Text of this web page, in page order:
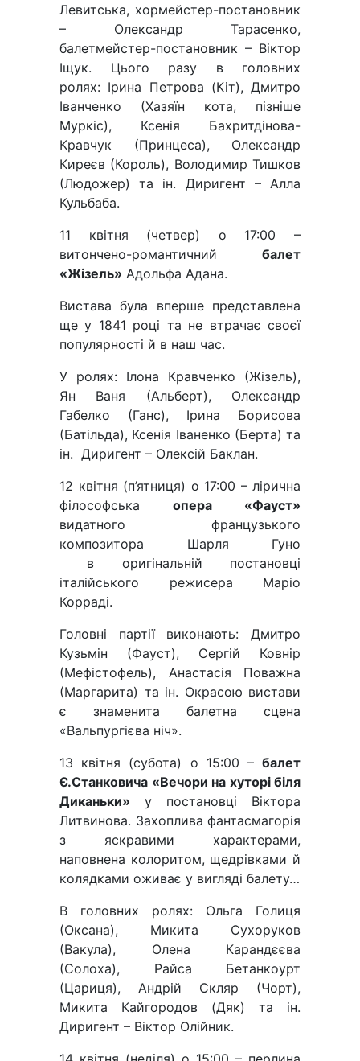
Левитська, хормейстер-постановник
– Олександр Тарасенко,
балетмейстер-постановник – Віктор
Іщук. Цього разу в головних
ролях: Ірина Петрова (Кіт), Дмитро
Іванченко (Хазяїн кота, пізніше
Муркіс), Ксенія Бахритдінова-
Кравчук (Принцеса), Олександр
Киреєв (Король), Володимир Тишков
(Людожер) та ін. Диригент – Алла
Кульбаба.
11 квітня (четвер) о 17:00 –
витончено-романтичний балет
«Жізель» Адольфа Адана.
Вистава була вперше представлена
ще у 1841 році та не втрачає своєї
популярності й в наш час.
У ролях: Ілона Кравченко (Жізель),
Ян Ваня (Альберт), Олександр
Габелко (Ганс), Ірина Борисова
(Батільда), Ксенія Іваненко (Берта) та
ін. Диригент – Олексій Баклан.
12 квітня (п’ятниця) о 17:00 – лірична
філософська опера «Фауст»
видатного французького
композитора Шарля Гуно
в оригінальній постановці
італійського режисера Маріо
Корраді.
Головні партії виконають: Дмитро
Кузьмін (Фауст), Сергій Ковнір
(Мефістофель), Анастасія Поважна
(Маргарита) та ін. Окрасою вистави
є знаменита балетна сцена
«Вальпургієва ніч».
13 квітня (субота) о 15:00 – балет
Є.Станковича «Вечори на хуторі біля
Диканьки» у постановці Віктора
Литвинова. Захоплива фантасмагорія
з яскравими характерами,
наповнена колоритом, щедрівками й
колядками оживає у вигляді балету…
В головних ролях: Ольга Голиця
(Оксана), Микита Сухоруков
(Вакула), Олена Карандєєва
(Солоха), Райса Бетанкоурт
(Цариця), Андрій Скляр (Чорт),
Микита Кайгородов (Дяк) та ін.
Диригент – Віктор Олійник.